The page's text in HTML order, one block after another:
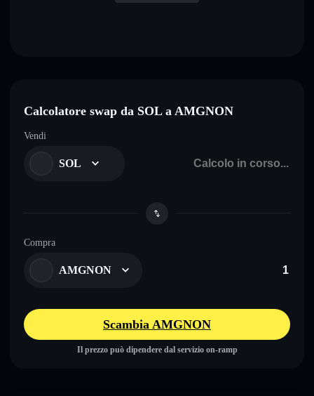
Calcolatore swap da SOL a AMGNON
Vendi
SOL
Compra
AMGNON
Scambia AMGNON
Il prezzo può dipendere dal servizio on-ramp